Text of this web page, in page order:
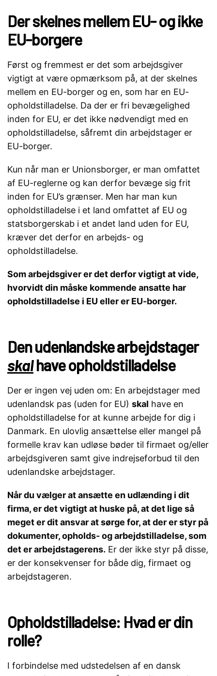
Der skelnes mellem EU- og ikke
EU-borgere
Først og fremmest er det som arbejdsgiver
vigtigt at være opmærksom på, at der skelnes
mellem en EU-borger og en, som har en EU-
opholdstilladelse. Da der er fri bevægelighed
inden for EU, er det ikke nødvendigt med en
opholdstilladelse, såfremt din arbejdstager er
EU-borger.
Kun når man er Unionsborger, er man omfattet
af EU-reglerne og kan derfor bevæge sig frit
inden for EU’s grænser. Men har man kun
opholdstilladelse i et land omfattet af EU og
statsborgerskab i et andet land uden for EU,
kræver det derfor en arbejds- og
opholdstilladelse.
Som arbejdsgiver er det derfor vigtigt at vide,
hvorvidt din måske kommende ansatte har
opholdstilladelse i EU eller er EU-borger.
Den udenlandske arbejdstager
skalhave opholdstilladelse
Der er ingen vej uden om: En arbejdstager med
udenlandsk pas (uden for EU) skal have en
opholdstilladelse for at kunne arbejde for dig i
Danmark. En ulovlig ansættelse eller mangel på
formelle krav kan udløse bøder til firmaet og/eller
arbejdsgiveren samt give indrejseforbud til den
udenlandske arbejdstager.
Når du vælger at ansætte en udlænding i dit
firma, er det vigtigt at huske på, at det lige så
meget er dit ansvar at sørge for, at der er styr på
dokumenter, opholds- og arbejdstilladelse, som
det er arbejdstagerens. Er der ikke styr på disse,
er der konsekvenser for både dig, firmaet og
arbejdstageren.
Opholdstilladelse: Hvad er din
rolle?
I forbindelse med udstedelsen af en dansk